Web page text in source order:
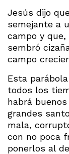
Jesús dijo
semejante a
campo y
sembró
campo
Esta
todos los
habrá
grandes
mala,
con no poca
ponerlos al